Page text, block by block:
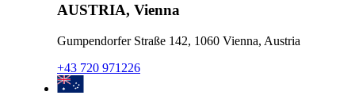
AUSTRIA, Vienna
Gumpendorfer Straße 142, 1060 Vienna, Austria
+43 720 971226